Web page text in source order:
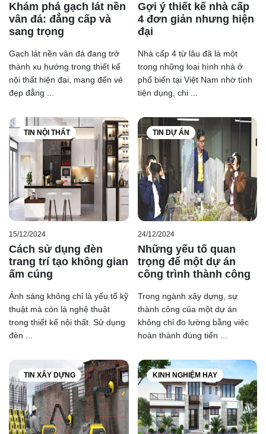
Khám phá gạch lát nền
vân đá: đẳng cấp và
sang trọng
Gạch lát nền vân đá đang trở
thành xu hướng trong thiết kế
nội thất hiện đại, mang đến vẻ
đẹp đẳng ...
Gợi ý thiết kế nhà cấp
4 đơn giản nhưng hiện
đại
Nhà cấp 4 từ lâu đã là một
trong những loại hình nhà ở
phổ biến tại Việt Nam nhờ tính
tiện dụng, chi ...
TIN NỘI THẤT
15/12/2024
Cách sử dụng đèn
trang trí tạo không gian
ấm cúng
Ánh sáng không chỉ là yếu tố kỹ
thuật mà còn là nghệ thuật
trong thiết kế nội thất. Sử dụng
đèn ...
TIN DỰ ÁN
24/12/2024
Những yếu tố quan
trọng để một dự án
công trình thành công
Trong ngành xây dựng, sự
thành công của một dự án
không chỉ đo lường bằng việc
hoàn thành đúng tiến ...
TIN XÂY DỰNG KINH NGHIỆM HAY